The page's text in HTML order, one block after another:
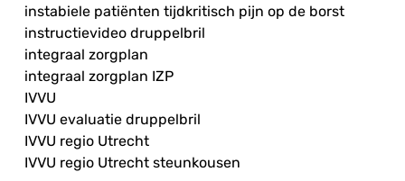
instabiele patiënten tijdkritisch pijn op de borst
instructievideo druppelbril
integraal zorgplan
integraal zorgplan IZP
IVVU
IVVU evaluatie druppelbril
IVVU regio Utrecht
IVVU regio Utrecht steunkousen